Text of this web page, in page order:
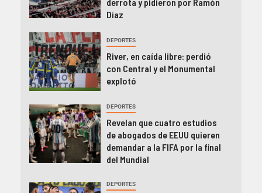
Díaz
DEPORTES
River, en caída libre: perdió
con Central y el Monumental
explotó
DEPORTES
Revelan que cuatro estudios
de abogados de EEUU quieren
demandar a la FIFA por la final
del Mundial
DEPORTES